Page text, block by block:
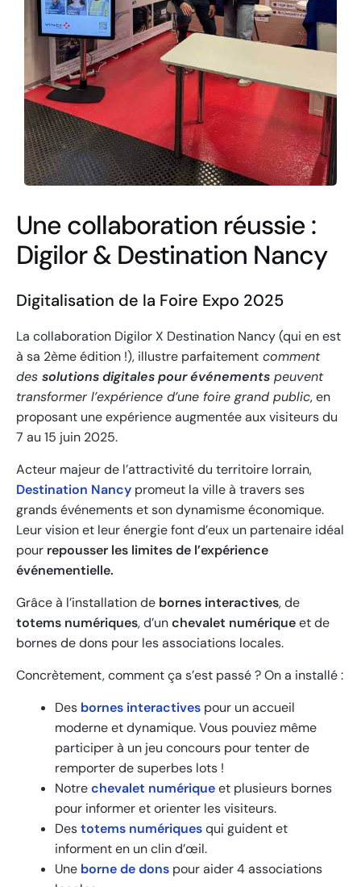
Une collaboration réussie :
Digilor & Destination Nancy
Digitalisation de la Foire Expo 2025
La collaboration Digilor X Destination Nancy (qui en est
à sa 2ème édition !), illustre parfaitement comment
des solutions digitales pour événements peuvent
transformer l’expérience d’une foire grand public, en
proposant une expérience augmentée aux visiteurs du
7 au 15 juin 2025.
Acteur majeur de l’attractivité du territoire lorrain,
Destination Nancy promeut la ville à travers ses
grands événements et son dynamisme économique.
Leur vision et leur énergie font d’eux un partenaire idéal
pour repousser les limites de l’expérience
événementielle.
Grâce à l’installation de bornes interactives, de
totems numériques, d’unchevalet numériqueet de
bornes de dons pour les associations locales.
Concrètement, comment ça s’est passé ? On a installé :
Des bornes interactives pour un accueil
moderne et dynamique. Vous pouviez même
participer à un jeu concours pour tenter de
remporter de superbes lots !
Notrechevalet numériqueet plusieurs bornes
pour informer et orienter les visiteurs.
Destotems numériquesqui guident et
informent en un clin d’œil.
Une borne de dons pour aider 4 associations